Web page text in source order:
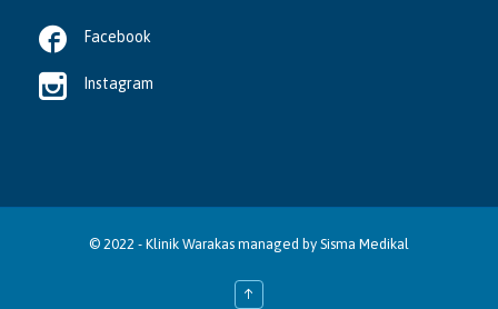
 Facebook
 Instagram
© 2022 - Klinik Warakas managed by Sisma Medikal
↑